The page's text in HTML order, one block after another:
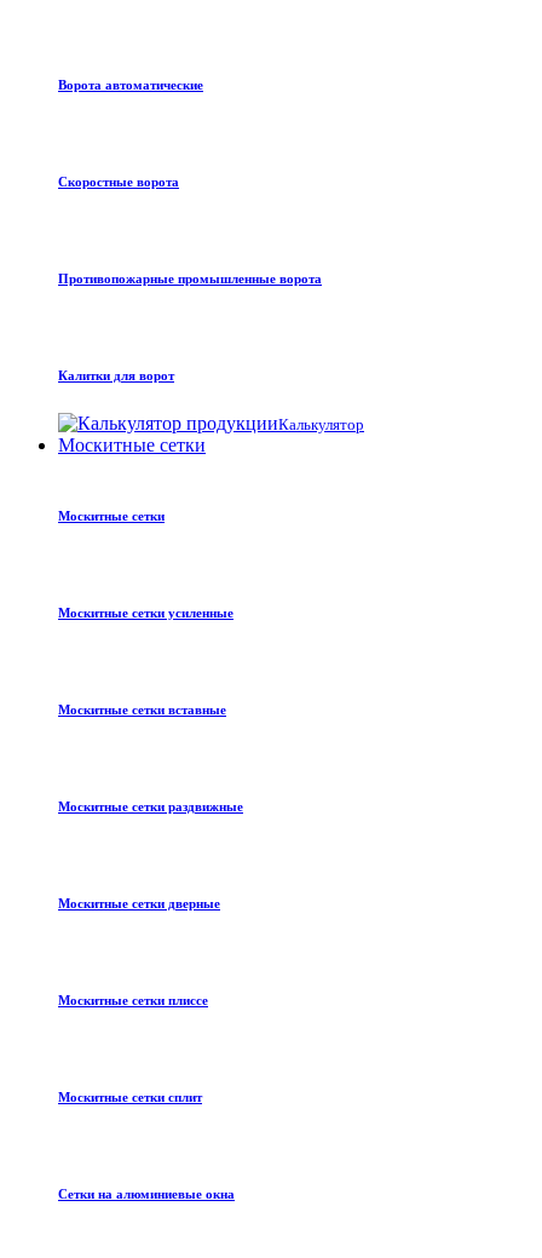
Ворота автоматические
Скоростные ворота
Противопожарные промышленные ворота
Калитки для ворот
Калькулятор
Москитные сетки
Москитные сетки
Москитные сетки усиленные
Москитные сетки вставные
Москитные сетки раздвижные
Москитные сетки дверные
Москитные сетки плиссе
Москитные сетки сплит
Сетки на алюминиевые окна